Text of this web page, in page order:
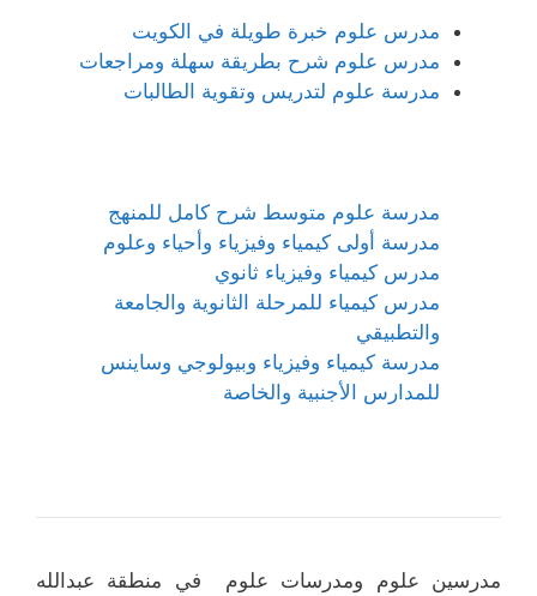
مدرس علوم خبرة طويلة في الكويت
مدرس علوم شرح بطريقة سهلة ومراجعات
مدرسة علوم لتدريس وتقوية الطالبات
مدرسة علوم متوسط شرح كامل للمنهج
مدرسة أولى كيمياء وفيزياء وأحياء وعلوم
مدرس كيمياء وفيزياء ثانوي
مدرس كيمياء للمرحلة الثانوية والجامعة
والتطبيقي
مدرسة كيمياء وفيزياء وبيولوجي وساينس
للمدارس الأجنبية والخاصة
مدرسين علوم ومدرسات علوم في منطقة عبدالله